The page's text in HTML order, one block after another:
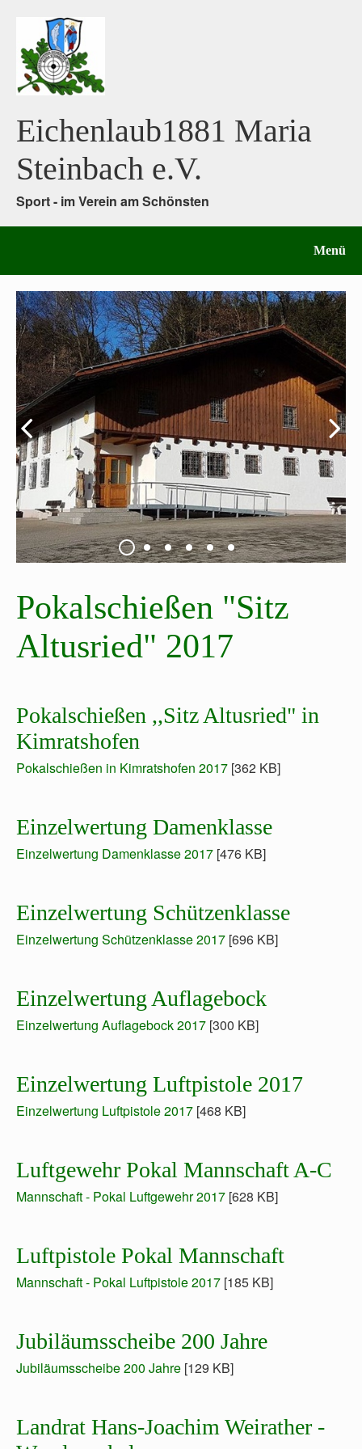
Eichenlaub1881 Maria
Steinbach e.V.
Sport - im Verein am Schönsten
Menü
Pokalschießen "Sitz
Altusried" 2017
Pokalschießen ,,Sitz Altusried" in
Kimratshofen
Pokalschießen in Kimratshofen 2017 [362 KB]
Einzelwertung Damenklasse
Einzelwertung Damenklasse 2017 [476 KB]
Einzelwertung Schützenklasse
Einzelwertung Schützenklasse 2017 [696 KB]
Einzelwertung Auflagebock
Einzelwertung Auflagebock 2017 [300 KB]
Einzelwertung Luftpistole 2017
Einzelwertung Luftpistole 2017 [468 KB]
Luftgewehr Pokal Mannschaft A-C
Mannschaft - Pokal Luftgewehr 2017 [628 KB]
Luftpistole Pokal Mannschaft
Mannschaft - Pokal Luftpistole 2017 [185 KB]
Jubiläumsscheibe 200 Jahre
Jubiläumsscheibe 200 Jahre [129 KB]
Landrat Hans-Joachim Weirather -